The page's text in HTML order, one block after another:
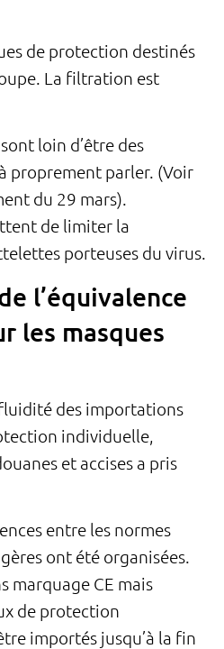
de protection destinés
La filtration est
loin d’être des
proprement parler. (Voir
du 29 mars).
de limiter la
porteuses du virus.
l’équivalence
les masques
des importations
individuelle,
et accises a pris
entre les normes
ont été organisées.
marquage CE mais
de protection
importés jusqu’à la fin